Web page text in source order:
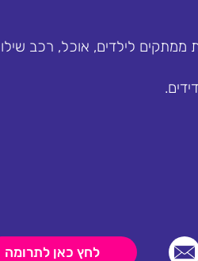
ממתקים לילדים, אוכל, רכב
לחץ כאן לתרומה